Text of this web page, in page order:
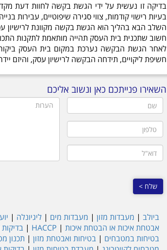
בדיקה זו נעשית על ידי הגשת בקשה לחוות דעת
בעיות רישוי קודמות, צווי סגירה שיפוטיים, עבירות
השלב הבא בהליך הוא הגשת בקשה מקוונת לרישיון
חשוב שתכנית בית העסק תהייה מותאמת לתקנות
לאחר הגשת הבקשה נערכת במקום בית העסק
חשיפת ליקויים, תידחה הבקשה לרישיון עסק, והיזם
השאירו פנייתכם כאן ונשוב אליכם
שם
טלפון
דוא"ל
הערות
ביולב | מעבדות מזון | מעבדות מים | ליגיונלה |
אבטחת איכות או הבטחת איכות |
HACCP
| בדיקות
בטיחות במטבחים | בטיחות ואבטחת מזון | תכנון